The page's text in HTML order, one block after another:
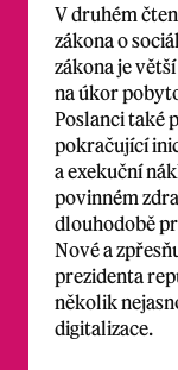
V druhém
zákona o
zákona je
na úkor
Poslanci také
pokračující
a exekuční
povinném
dlouhodobě
Nové a
prezidenta
několik
digitalizace.